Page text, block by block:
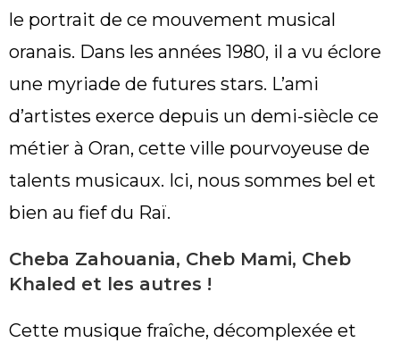
le portrait de ce mouvement musical
oranais. Dans les années 1980, il a vu éclore
une myriade de futures stars. L’ami
d’artistes exerce depuis un demi-siècle ce
métier à Oran, cette ville pourvoyeuse de
talents musicaux. Ici, nous sommes bel et
bien au fief du Raï.
Cheba Zahouania, Cheb Mami, Cheb
Khaled et les autres !
Cette musique fraîche, décomplexée et